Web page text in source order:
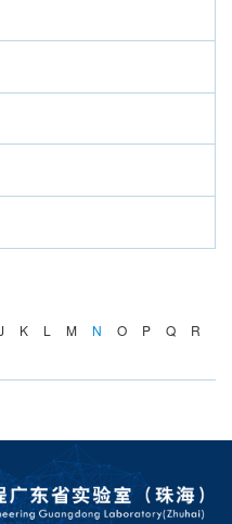
K L M N O P Q
R